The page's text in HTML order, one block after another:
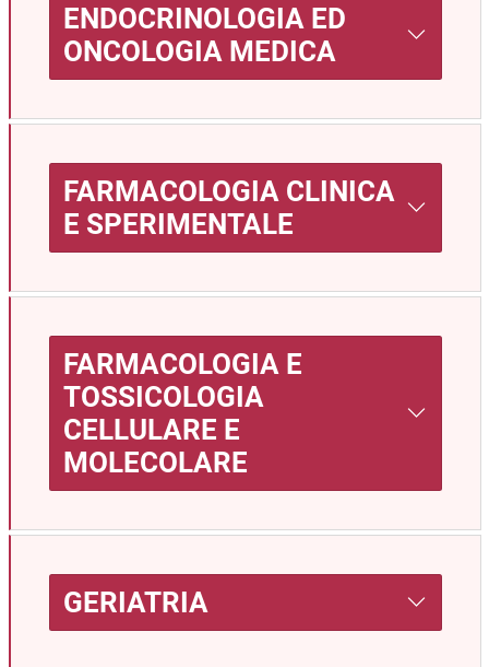
ENDOCRINOLOGIA ED
ONCOLOGIA MEDICA
FARMACOLOGIA CLINICA
E SPERIMENTALE
FARMACOLOGIA E
TOSSICOLOGIA
CELLULARE E
MOLECOLARE
GERIATRIA